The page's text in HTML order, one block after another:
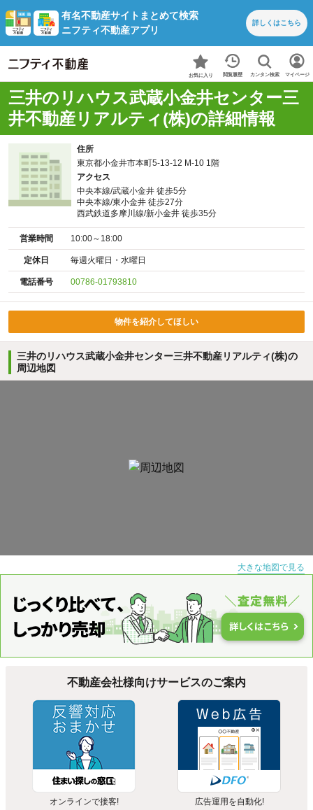
有名不動産サイトまとめて検索
ニフティ不動産アプリ
詳しくはこちら
お気に入り 閲覧履歴 カンタン検索 マイページ
三井のリハウス武蔵小金井センター三
井不動産リアルティ(株)の詳細情報
住所
東京都小金井市本町5-13-12 M-10 1階
アクセス
中央本線/武蔵小金井 徒歩5分
中央本線/東小金井 徒歩27分
西武鉄道多摩川線/新小金井 徒歩35分
営業時間 10:00～18:00
定休日 毎週火曜日・水曜日
電話番号 00786-01793810
物件を紹介してほしい
三井のリハウス武蔵小金井センター三井不動産リアルティ(株)の
周辺地図
大きな地図で見る
不動産会社様向けサービスのご案内
オンラインで接客! 広告運用を自動化!